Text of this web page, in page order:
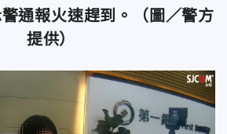
通報火速趕到。（圖／警方
提供）